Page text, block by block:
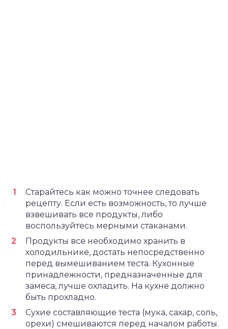
Старайтесь как можно точнее следовать
рецепту. Если есть возможность, то лучше
взвешивать все продукты, либо
воспользуйтесь мерными стаканами.
Продукты все необходимо хранить в
холодильнике, достать непосредственно
перед вымешиванием теста. Кухонные
принадлежности, предназначенные для
замеса, лучше охладить. На кухне должно
быть прохладно.
Сухие составляющие теста (мука, сахар, соль,
орехи) смешиваются перед началом работы.